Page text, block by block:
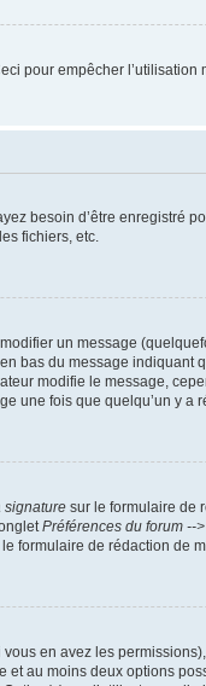
pour empêcher
besoin d’être enregistré
fichiers, etc.
un message
bas du message indiquant
modifie le message,
une fois que quelqu’un y a
signature sur le formulaire de
Préférences du forum --
formulaire de rédaction de
en avez les
au moins deux options